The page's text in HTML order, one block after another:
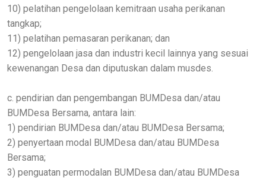
10) pelatihan pengelolaan kemitraan usaha perikanan
tangkap;
11) pelatihan pemasaran perikanan; dan
12) pengelolaan jasa dan industri kecil lainnya yang sesuai
kewenangan Desa dan diputuskan dalam musdes.
c. pendirian dan pengembangan BUMDesa dan/atau
BUMDesa Bersama, antara lain:
1) pendirian BUMDesa dan/atau BUMDesa Bersama;
2) penyertaan modal BUMDesa dan/atau BUMDesa
Bersama;
3) penguatan permodalan BUMDesa dan/atau BUMDesa